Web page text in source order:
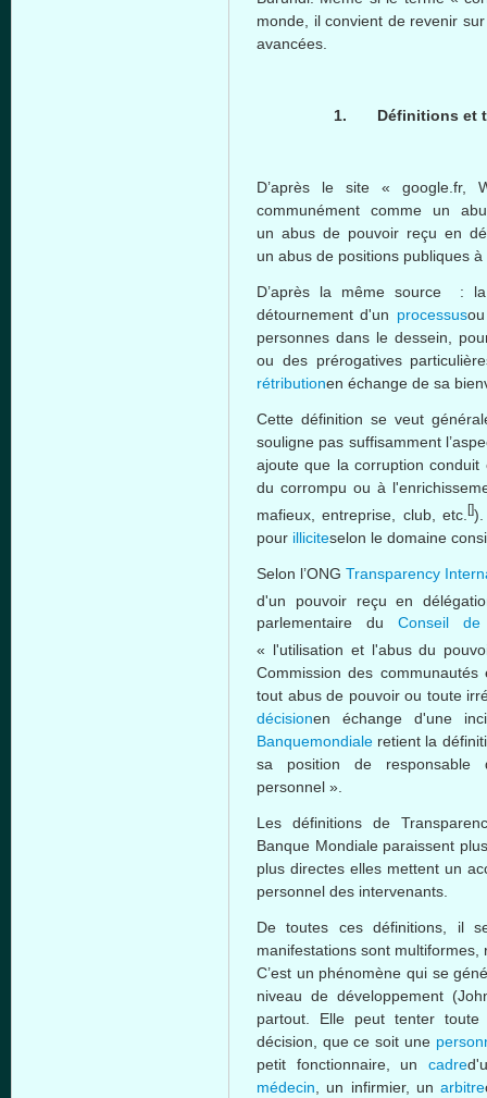
monde
il convient de revenir sur
avancées
1. Définitions et
D’après le site « google.fr,
communément
commeun
un abusde pouvoir reçu en
un abus de positions publiques à
D’après la mêmesource : la
détournement d'un processusou
personnes dans le dessein ,
ou des prérogatives
rétributionen échange de sa
Cette définition se veut
souligne pas suffisamment
ajoute que la corruption
du corrompu ou à
mafieux ,entreprise , club, etc.[]
pour illiciteselon le domaine
Selon l’ONG Transparency
d'un
pouvoir reçu en
parlementaire du Conseil
« l'utilisation et l'abusdu
Commission des communautés
tout abusde pouvoir ou toute
décisionen échange d'une
Banquemondiale retient la
sa position de responsable
personnel ».
Les définitionsde
Banque Mondiale paraissent
plusdirectes elles mettent un
personnel des intervenants
Detoutes ces définitions il
manifestationssont multiformes
C’est un phénomène qui se
niveau dedéveloppement
partout . Elle peut tenter toute
décision
que ce soit une
petit fonctionnaire, un cadre
médecin , un infirmier, unarbitre